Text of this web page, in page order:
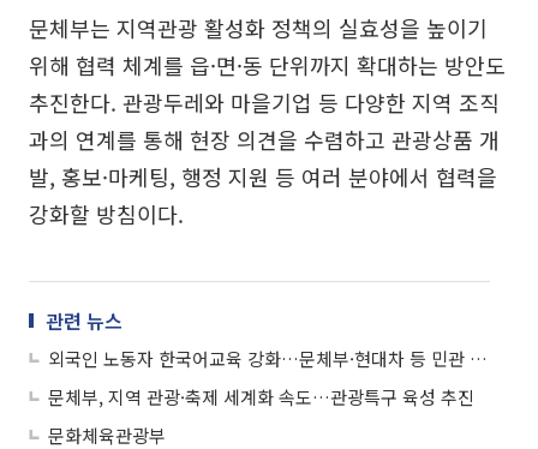
문체부는 지역관광 활성화 정책의 실효성을 높이기
위해 협력 체계를 읍·면·동 단위까지 확대하는 방안도
추진한다. 관광두레와 마을기업 등 다양한 지역 조직
과의 연계를 통해 현장 의견을 수렴하고 관광상품 개
발, 홍보·마케팅, 행정 지원 등 여러 분야에서 협력을
강화할 방침이다.
관련 뉴스
외국인 노동자 한국어교육 강화…문체부·현대차 등 민관 협력 나서
문체부, 지역 관광·축제 세계화 속도…관광특구 육성 추진
문화체육관광부